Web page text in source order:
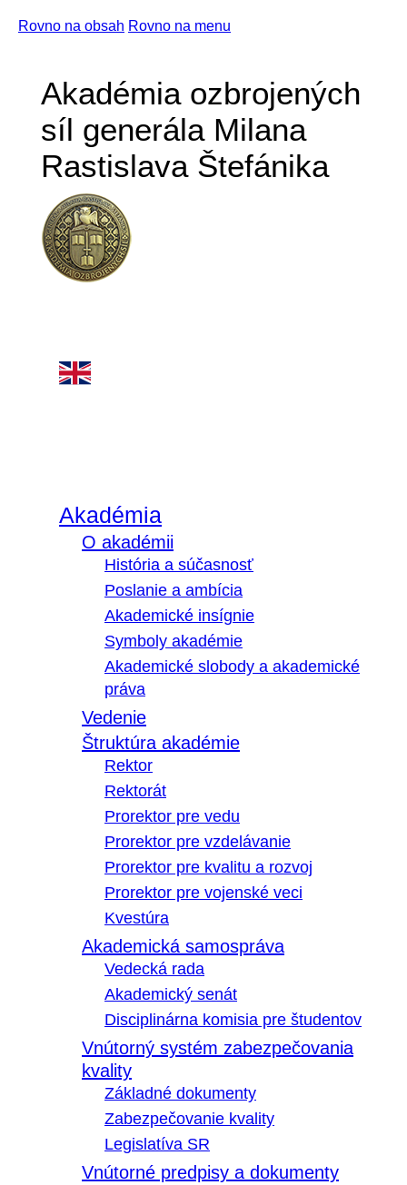
Rovno na obsah Rovno na menu
Akadémia ozbrojených
síl generála Milana
Rastislava Štefánika
Akadémia
O akadémii
História a súčasnosť
Poslanie a ambícia
Akademické insígnie
Symboly akadémie
Akademické slobody a akademické
práva
Vedenie
Štruktúra akadémie
Rektor
Rektorát
Prorektor pre vedu
Prorektor pre vzdelávanie
Prorektor pre kvalitu a rozvoj
Prorektor pre vojenské veci
Kvestúra
Akademická samospráva
Vedecká rada
Akademický senát
Disciplinárna komisia pre študentov
Vnútorný systém zabezpečovania
kvality
Základné dokumenty
Zabezpečovanie kvality
Legislatíva SR
Vnútorné predpisy a dokumenty